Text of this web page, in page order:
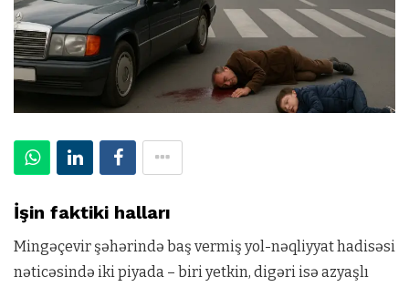
İşin faktiki halları
Mingəçevir şəhərində baş vermiş yol-nəqliyyat hadisəsi
nəticəsində iki piyada – biri yetkin, digəri isə azyaşlı